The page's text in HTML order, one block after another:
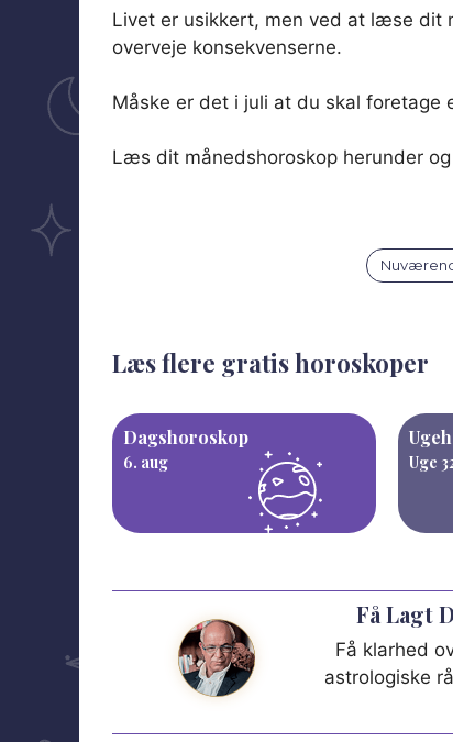
Livet er usikkert, men ved at læse dit
overveje konsekvenserne.
Måske er det i juli at du skal foretage
Læs dit månedshoroskop herunder
Læs flere gratis horoskoper
Dagshoroskop
6. aug Uge
Få Lagt
Få klarhed
astrologiske